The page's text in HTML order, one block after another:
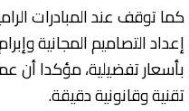
كما توقف عند المبادرات
إعداد التصاميم المجانية
بأسعار تفضيلية، مؤكدا أن
تقنية وقانونية دقيقة.